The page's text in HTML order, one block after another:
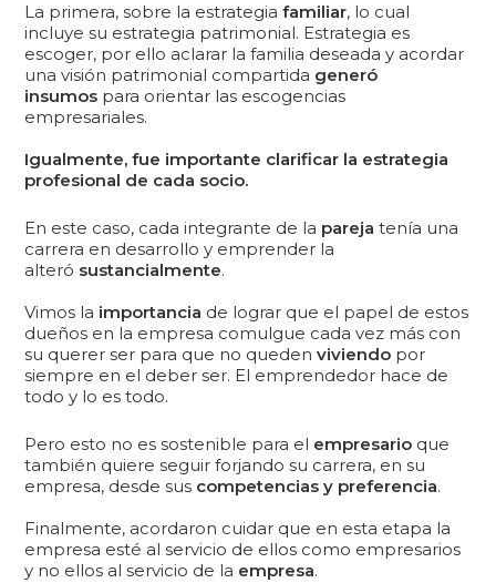
La primera, sobre la estrategiafamiliar, lo cual
incluye su estrategia patrimonial. Estrategia es
escoger, por ello aclarar la familia deseada y acordar
una visión patrimonial compartida generó
insumos para orientar las escogencias
empresariales.
Igualmente, fue importante clarificar la estrategia
profesional de cada socio.
En este caso, cada integrante de la parejatenía una
carrera en desarrollo y emprender la
alteró sustancialmente.
Vimos la importancia de lograr que el papel de estos
dueños en la empresa comulgue cada vez más con
su querer ser para que no quedenviviendo por
siempre en el deber ser. El emprendedor hace de
todo y lo es todo.
Pero esto no es sostenible para el empresario que
también quiere seguir forjando su carrera, en su
empresa, desde sus competencias y preferencia.
Finalmente, acordaron cuidar que en esta etapa la
empresa esté al servicio de ellos como empresarios
y no ellos al servicio de la empresa.